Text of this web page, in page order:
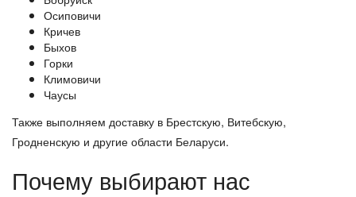
Осиповичи
Кричев
Быхов
Горки
Климовичи
Чаусы
Также выполняем доставку в Брестскую, Витебскую,
Гродненскую и другие области Беларуси.
Почему выбирают нас